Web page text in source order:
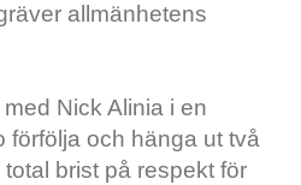
allmänhetens
Nick Alinia i en
förfölja och hänga ut två
brist på respekt för